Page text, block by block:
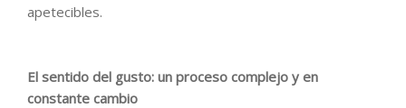
apetecibles.
El sentido del gusto: un proceso complejo y en
constante cambio